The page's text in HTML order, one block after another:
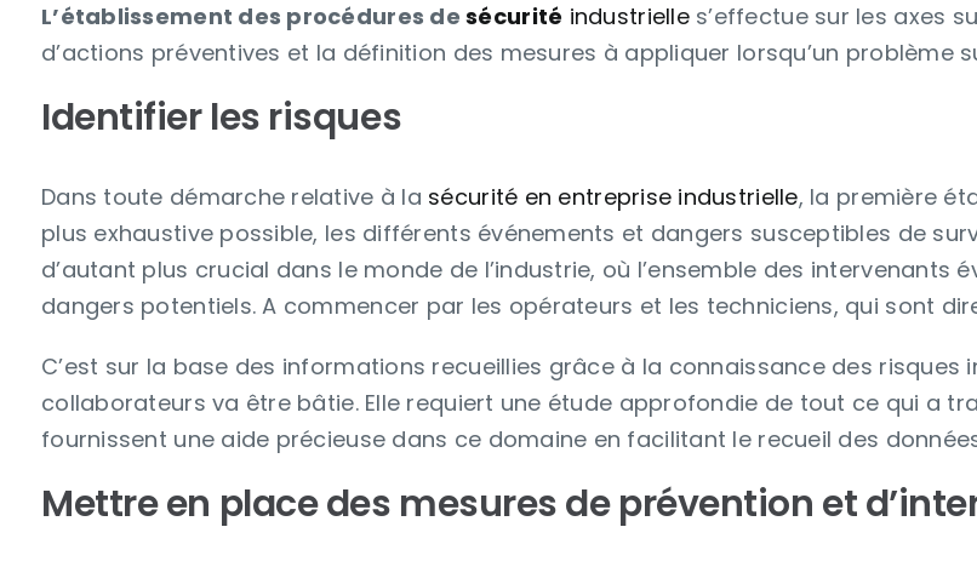
L’établissement des procédures desécurité industrielles’effectue sur les axes
d’actions préventives et la définition des mesures à appliquer lorsqu’un problème
Identifier les risques
Dans toute démarche relative à la sécurité en entreprise industrielle, la première
plus exhaustive possible, les différents événements et dangers susceptibles de
d’autant plus crucial dans le monde de l’industrie, où l’ensemble des
dangers potentiels. A commencer par les opérateurs et les techniciens, qui sont
C’est sur la base des informations recueillies grâce à la connaissance des
collaborateurs va être bâtie. Elle requiert une étude approfondie de tout ce qui a
fournissent une aide précieuse dans ce domaine en facilitant le recueil des
Mettre en place des mesures de prévention et